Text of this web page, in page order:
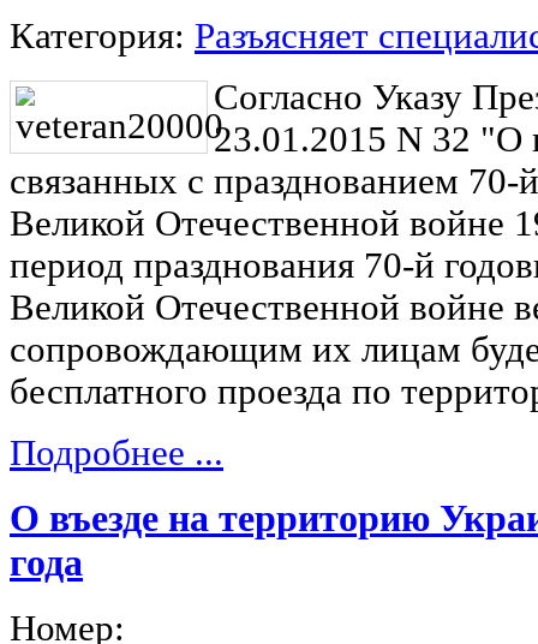
Категория: Разъясняет
Согласно Указу
23.01.2015 N 32 "О
связанных с празднованием
Великой Отечественной войне
период празднования 70-й
Великой Отечественной войне
сопровождающим их лицам
бесплатного проезда по
Подробнее ...
О въезде на территорию
года
Номер: